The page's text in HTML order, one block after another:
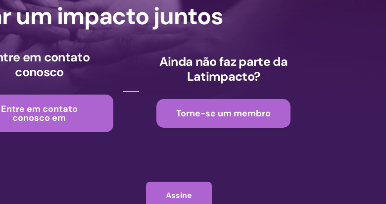
um impacto juntos
em contato
conosco
Entre em contato
conosco em
Ainda não faz parte da
Latimpacto?
Torne-se um membro
Assine